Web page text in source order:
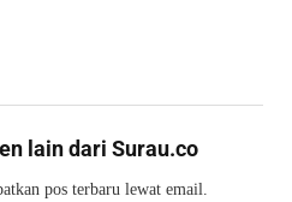
lain dari Surau.co
pos terbaru lewat email.